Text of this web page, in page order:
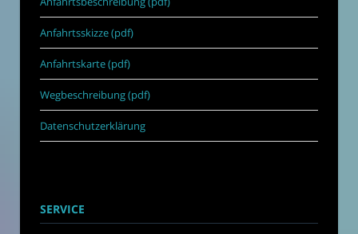
Anfahrtsskizze (pdf)
Anfahrtskarte (pdf)
Wegbeschreibung (pdf)
Datenschutzerklärung
SERVICE